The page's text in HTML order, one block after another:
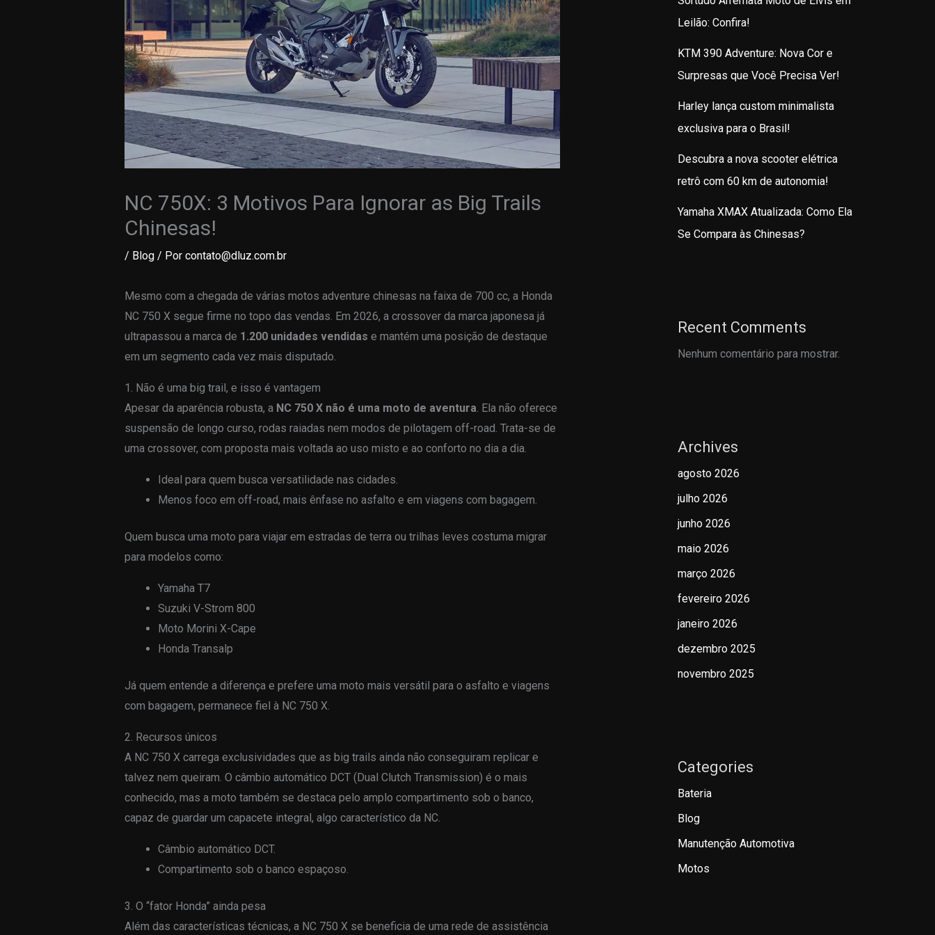
NC 750X: 3 Motivos Para Ignorar as Big Trails
Chinesas!
/ Blog/ Por contato@dluz.com.br
Mesmo com a chegada de várias motos adventure chinesas na faixa de 700 cc, a Honda
NC 750 X segue firme no topo das vendas. Em 2026, a crossover da marca japonesa já
ultrapassou a marca de 1.200 unidades vendidas e mantém uma posição de destaque
em um segmento cada vez mais disputado.
1. Não é uma big trail, e isso é vantagem
Apesar da aparência robusta, a NC 750 X não é uma moto de aventura. Ela não oferece
suspensão de longo curso, rodas raiadas nem modos de pilotagem off-road. Trata-se de
uma crossover, com proposta mais voltada ao uso misto e ao conforto no dia a dia.
Ideal para quem busca versatilidade nas cidades.
Menos foco em off-road, mais ênfase no asfalto e em viagens com bagagem.
Quem busca uma moto para viajar em estradas de terra ou trilhas leves costuma migrar
para modelos como:
Yamaha T7
Suzuki V-Strom 800
Moto Morini X-Cape
Honda Transalp
Já quem entende a diferença e prefere uma moto mais versátil para o asfalto e viagens
com bagagem, permanece fiel à NC 750 X.
2. Recursos únicos
A NC 750 X carrega exclusividades que as big trails ainda não conseguiram replicar e
talvez nem queiram. O câmbio automático DCT (Dual Clutch Transmission) é o mais
conhecido, mas a moto também se destaca pelo amplo compartimento sob o banco,
capaz de guardar um capacete integral, algo característico da NC.
Câmbio automático DCT.
Compartimento sob o banco espaçoso.
3. O “fator Honda” ainda pesa
Além das características técnicas, a NC 750 X se beneficia de uma rede de assistência
Leilão: Confira!
KTM 390 Adventure: Nova Cor e
Surpresas que Você Precisa Ver!
Harley lança custom minimalista
exclusiva para o Brasil!
Descubra a nova scooter elétrica
retrô com 60 km de autonomia!
Yamaha XMAX Atualizada: Como Ela
Se Compara às Chinesas?
Recent Comments
Nenhum comentário para mostrar.
Archives
agosto 2026
julho 2026
junho 2026
maio 2026
março 2026
fevereiro 2026
janeiro 2026
dezembro 2025
novembro 2025
Categories
Bateria
Blog
Manutenção Automotiva
Motos